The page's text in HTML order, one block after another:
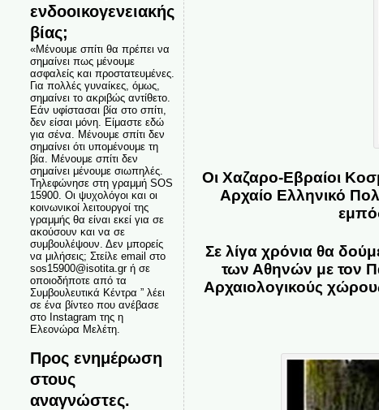
ενδοοικογενειακής
βίας;
«Μένουμε σπίτι θα πρέπει να
σημαίνει πως μένουμε
ασφαλείς και προστατευμένες.
Για πολλές γυναίκες, όμως,
σημαίνει το ακριβώς αντίθετο.
Εάν υφίστασαι βία στο σπίτι,
δεν είσαι μόνη. Είμαστε εδώ
για σένα. Μένουμε σπίτι δεν
σημαίνει ότι υπομένουμε τη
βία. Μένουμε σπίτι δεν
σημαίνει μένουμε σιωπηλές.
Τηλεφώνησε στη γραμμή SOS
15900. Οι ψυχολόγοι και οι
κοινωνικοί λειτουργοί της
γραμμής θα είναι εκεί για σε
ακούσουν και να σε
συμβουλέψουν. Δεν μπορείς
να μιλήσεις; Στείλε email στο
sos15900@isotita.gr ή σε
οποιοδήποτε από τα
Συμβουλευτικά Κέντρα ” λέει
σε ένα βίντεο που ανέβασε
στο Instagram της η
Ελεονώρα Μελέτη.
Προς ενημέρωση
στους
αναγνώστες.
Οι Χαζαρο-Εβραίοι
Αρχαίο Ελληνικό
Σε λίγα χρόνια θα
των Αθηνών με τον
Αρχαιολογικούς